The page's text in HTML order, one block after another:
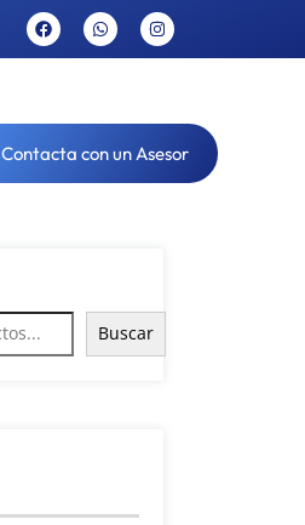
Contacta con un Asesor
Buscar